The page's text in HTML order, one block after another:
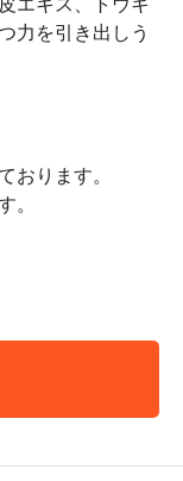
エキス、トウキ
力を引き出しう
おります。
。